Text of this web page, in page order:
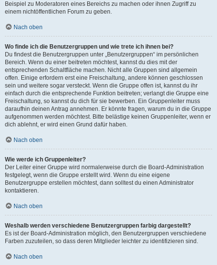
Beispiel zu Moderatoren eines Bereichs zu machen oder ihnen Zugriff zu
einem nichtöffentlichen Forum zu geben.
Nach oben
Wo finde ich die Benutzergruppen und wie trete ich ihnen bei?
Du findest die Benutzergruppen unter „Benutzergruppen“ im persönlichen
Bereich. Wenn du einer beitreten möchtest, kannst du dies mit der
entsprechenden Schaltfläche machen. Nicht alle Gruppen sind allgemein
offen. Einige erfordern erst eine Freischaltung, andere können geschlossen
sein und weitere sogar versteckt. Wenn die Gruppe offen ist, kannst du ihr
einfach durch die entsprechende Funktion beitreten; verlangt die Gruppe eine
Freischaltung, so kannst du dich für sie bewerben. Ein Gruppenleiter muss
daraufhin deinen Antrag annehmen. Er könnte fragen, warum du in die Gruppe
aufgenommen werden möchtest. Bitte belästige keinen Gruppenleiter, wenn er
dich ablehnt, er wird einen Grund dafür haben.
Nach oben
Wie werde ich Gruppenleiter?
Der Leiter einer Gruppe wird normalerweise durch die Board-Administration
festgelegt, wenn die Gruppe erstellt wird. Wenn du eine eigene
Benutzergruppe erstellen möchtest, dann solltest du einen Administrator
kontaktieren.
Nach oben
Weshalb werden verschiedene Benutzergruppen farbig dargestellt?
Es ist der Board-Administration möglich, den Benutzergruppen verschiedene
Farben zuzuteilen, so dass deren Mitglieder leichter zu identifizieren sind.
Nach oben